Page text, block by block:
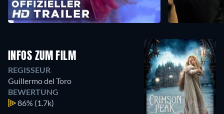
INFOS ZUM FILM
REGISSEUR
Guillermo del Toro
BEWERTUNG
86% (1.7k)